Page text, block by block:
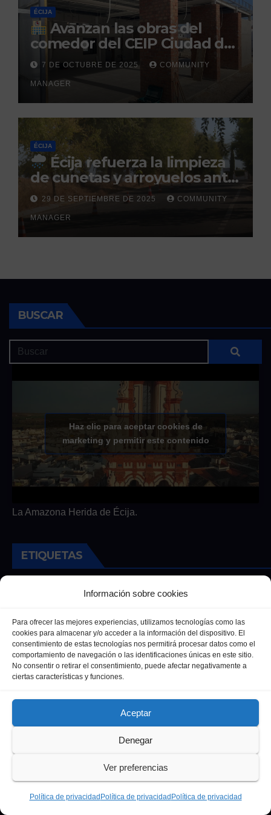
Información sobre cookies
Para ofrecer las mejores experiencias, utilizamos tecnologías como las
cookies para almacenar y/o acceder a la información del dispositivo. El
consentimiento de estas tecnologías nos permitirá procesar datos como el
comportamiento de navegación o las identificaciones únicas en este sitio.
No consentir o retirar el consentimiento, puede afectar negativamente a
ciertas características y funciones.
Aceptar
Denegar
Ver preferencias
Política de privacidad Política de privacidad Política de privacidad
ÉCIJA
Avanzan las obras del
comedor del CEIP Ciudad del
Sol: su finalización está
prevista para finales de 2025
7 DE OCTUBRE DE 2025 COMMUNITY
MANAGER
ÉCIJA
Écija refuerza la limpieza
de cunetas y arroyuelos ante
la llegada de las lluvias
otoñales
29 DE SEPTIEMBRE DE 2025 COMMUNITY
MANAGER
BUSCAR
Haz clic para aceptar cookies de
marketing y permitir este contenido
La Amazona Herida de Écija.
ETIQUETAS
Andalucía Cultura Deportes